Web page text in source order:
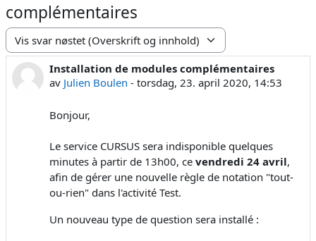
complémentaires
Visningsmodus
Installation de modules complémentaires
av Julien Boulen - torsdag, 23. april 2020, 14:53
Antall svar: 0
Bonjour,
Le service CURSUS sera indisponible quelques
minutes à partir de 13h00, ce vendredi 24 avril,
afin de gérer une nouvelle règle de notation "tout-
ou-rien" dans l'activité Test.
Un nouveau type de question sera installé :